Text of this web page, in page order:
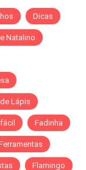
Dicas
Natalino
Lápis
fácil Fadinha
Flamingo